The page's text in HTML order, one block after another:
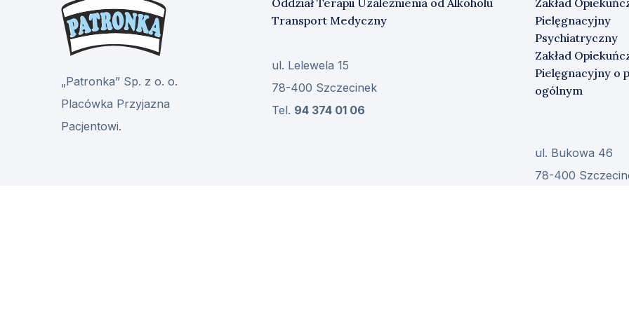
„Patronka” Sp. z o. o.
Placówka Przyjazna
Pacjentowi.
Oddział Terapii Uzależnienia od Alkoholu
Transport Medyczny
ul. Lelewela 15
78-400 Szczecinek
Tel. 94 374 01 06
Zakład
Pielęgnacyjny
Psychiatryczny
Zakład
Pielęgnacyjny o
ogólnym
ul. Bukowa 46
78-400